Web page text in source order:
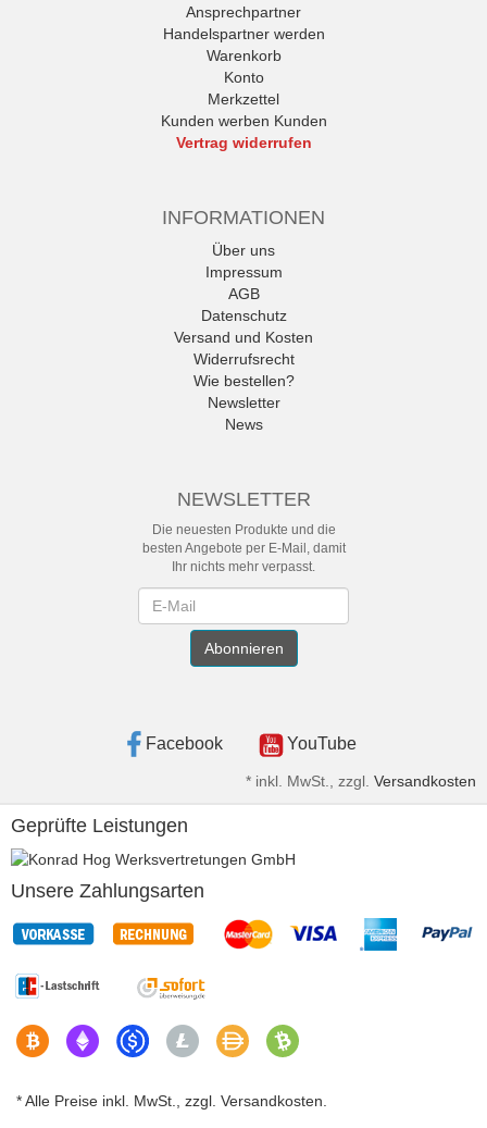
Ansprechpartner
Handelspartner werden
Warenkorb
Konto
Merkzettel
Kunden werben Kunden
Vertrag widerrufen
INFORMATIONEN
Über uns
Impressum
AGB
Datenschutz
Versand und Kosten
Widerrufsrecht
Wie bestellen?
Newsletter
News
NEWSLETTER
Die neuesten Produkte und die
besten Angebote per E-Mail, damit
Ihr nichts mehr verpasst.
Abonnieren
Facebook YouTube
* inkl. MwSt., zzgl. Versandkosten
Geprüfte Leistungen
Unsere Zahlungsarten
* Alle Preise inkl. MwSt., zzgl. Versandkosten.